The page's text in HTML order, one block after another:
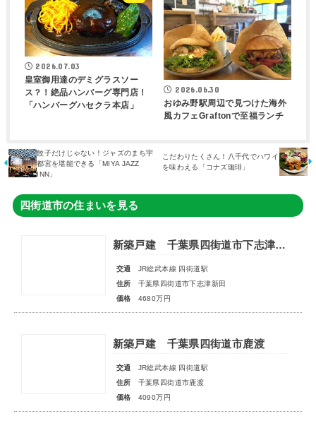
2026.07.03
皇室御用達のデミグラスソー
ス？！絶品ハンバーグ専門店！
「ハンバーグハセクラ本店」
2026.06.30
おゆみ野駅周辺で見つけた海外
風カフェGraftonで至福ランチ
餃子だけじゃない！ジャズのまち宇
都宮を堪能できる「MIYA JAZZ
INN」
こだわりたくさん！八千代でハワイ
を味わえる「コナズ珈琲」
四街道市の住まいを見る
新築戸建 千葉県四街道市下志津新田
交通
JR総武本線 四街道駅
住所
千葉県四街道市下志津新田
価格
4680万円
新築戸建 千葉県四街道市鹿渡
交通
JR総武本線 四街道駅
住所
千葉県四街道市鹿渡
価格
4090万円